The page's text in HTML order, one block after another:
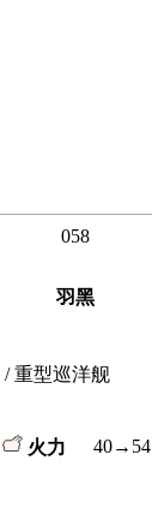
058
羽黑
重型巡洋舰
火力 40→54